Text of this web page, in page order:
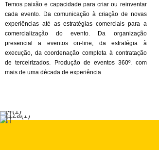
Temos paixão e capacidade para criar ou reinventar
cada evento. Da comunicação à criação de novas
experiências até as estratégias comerciais para a
comercialização do evento. Da organização
presencial a eventos on-line, da estratégia à
execução, da coordenação completa à contratação
de terceirizados. Produção de eventos 360º. com
mais de uma década de experiência